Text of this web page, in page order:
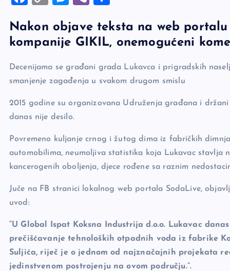
c
e
b
o
k
p
y
Li
n
se
n
g
er
er ar
e
Nakon objave teksta na web
kompanije GIKIL, onemogućeni
Decenijama se građani grada Lukavca i prigradskih
smanjenje zagađenja u svakom drugom smislu
2015 godine su organizovana Udruženja građana i
danas nije desilo.
Povremeno kuljanje crnog i žutog dima iz fabričkih
automobilima, neumoljiva statistika koja Lukavac
kancerogenih oboljenja, djece rođene sa raznim
Juče na FB stranici lokalnog web portala SodaLive,
uvod:
“U Global Ispat Koksna Industrija d.o.o. Lukavac
prečišćavanje tehnoloških otpadnih voda iz fabrike
Suljića, riječ je o jednom od najznačajnih projekata
jedinstvenom postrojenju na ovom području.”.